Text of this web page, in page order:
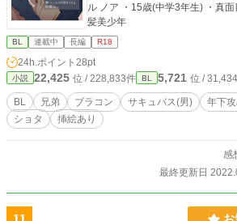
ル ノア ・15歳(中学3年生) ・真面目で誰に対しても敬語 ・黒
髪美少年
BL 連載中 長編 R18
24h.ポイント 28pt
小説 22,425 位 / 228,833件 BL 5,721 位 /
BL 兄弟 ブラコン サキュバス(男) 年下
ショタ
挿絵あり
感
最終更新日